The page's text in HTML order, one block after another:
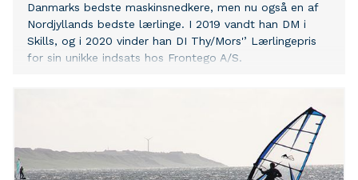
Danmarks bedste maskinsnedkere, men nu også en af
Nordjyllands bedste lærlinge. I 2019 vandt han DM i
Skills, og i 2020 vinder han DI Thy/Mors'’ Lærlingepris
for sin unikke indsats hos Frontego A/S.